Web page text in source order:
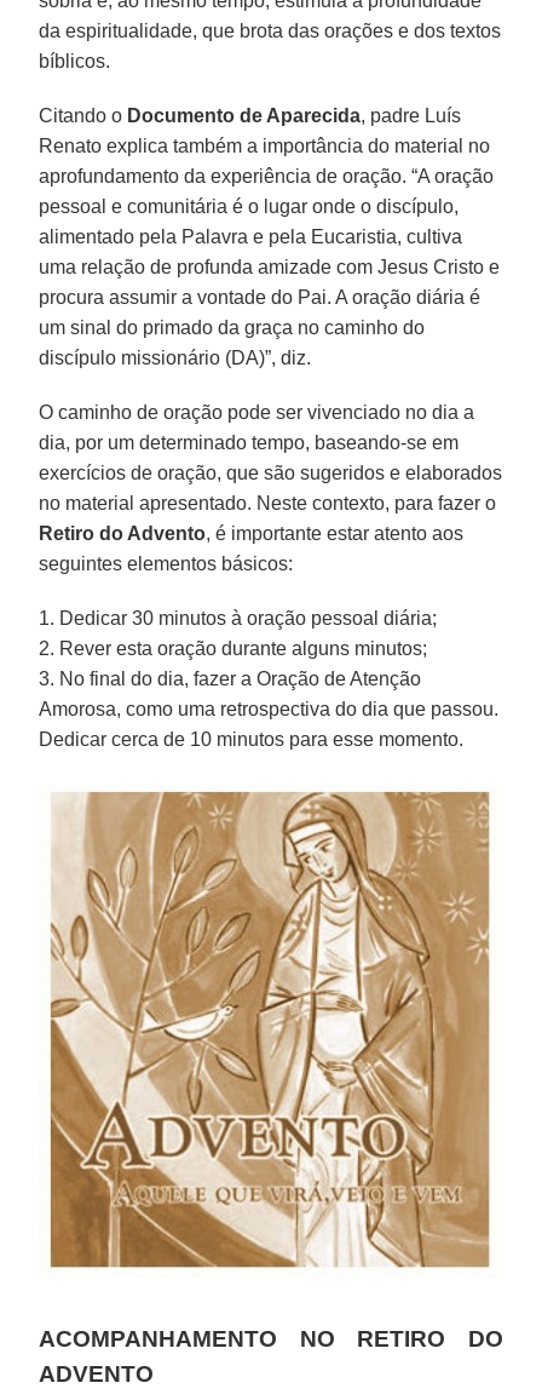
da espiritualidade, que brota das orações e dos textos
bíblicos.
Citando o Documento de Aparecida, padre Luís
Renato explica também a importância do material no
aprofundamento da experiência de oração. “A oração
pessoal e comunitária é o lugar onde o discípulo,
alimentado pela Palavra e pela Eucaristia, cultiva
uma relação de profunda amizade com Jesus Cristo e
procura assumir a vontade do Pai. A oração diária é
um sinal do primado da graça no caminho do
discípulo missionário (DA)”, diz.
O caminho de oração pode ser vivenciado no dia a
dia, por um determinado tempo, baseando-se em
exercícios de oração, que são sugeridos e elaborados
no material apresentado. Neste contexto, para fazer o
Retiro do Advento, é importante estar atento aos
seguintes elementos básicos:
1. Dedicar 30 minutos à oração pessoal diária;
2. Rever esta oração durante alguns minutos;
3. No final do dia, fazer a Oração de Atenção
Amorosa, como uma retrospectiva do dia que passou.
Dedicar cerca de 10 minutos para esse momento.
ACOMPANHAMENTO NO RETIRO DO
ADVENTO